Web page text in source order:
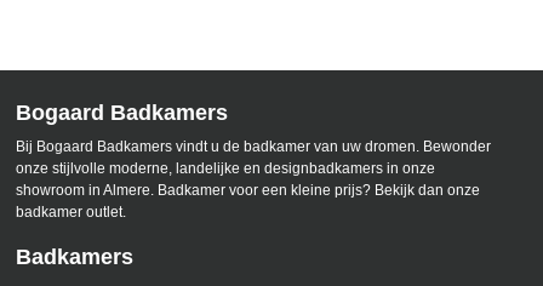
Bogaard Badkamers
Bij Bogaard Badkamers vindt u de badkamer van uw dromen. Bewonder
onze stijlvolle moderne, landelijke en designbadkamers in onze
showroom in Almere. Badkamer voor een kleine prijs? Bekijk dan onze
badkamer outlet.
Badkamers